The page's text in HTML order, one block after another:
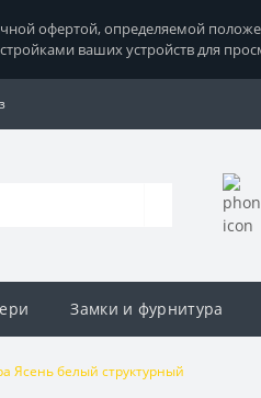
офертой, определяемой
ваших устройств для
Замки и фурнитура
Ясень белый структурный